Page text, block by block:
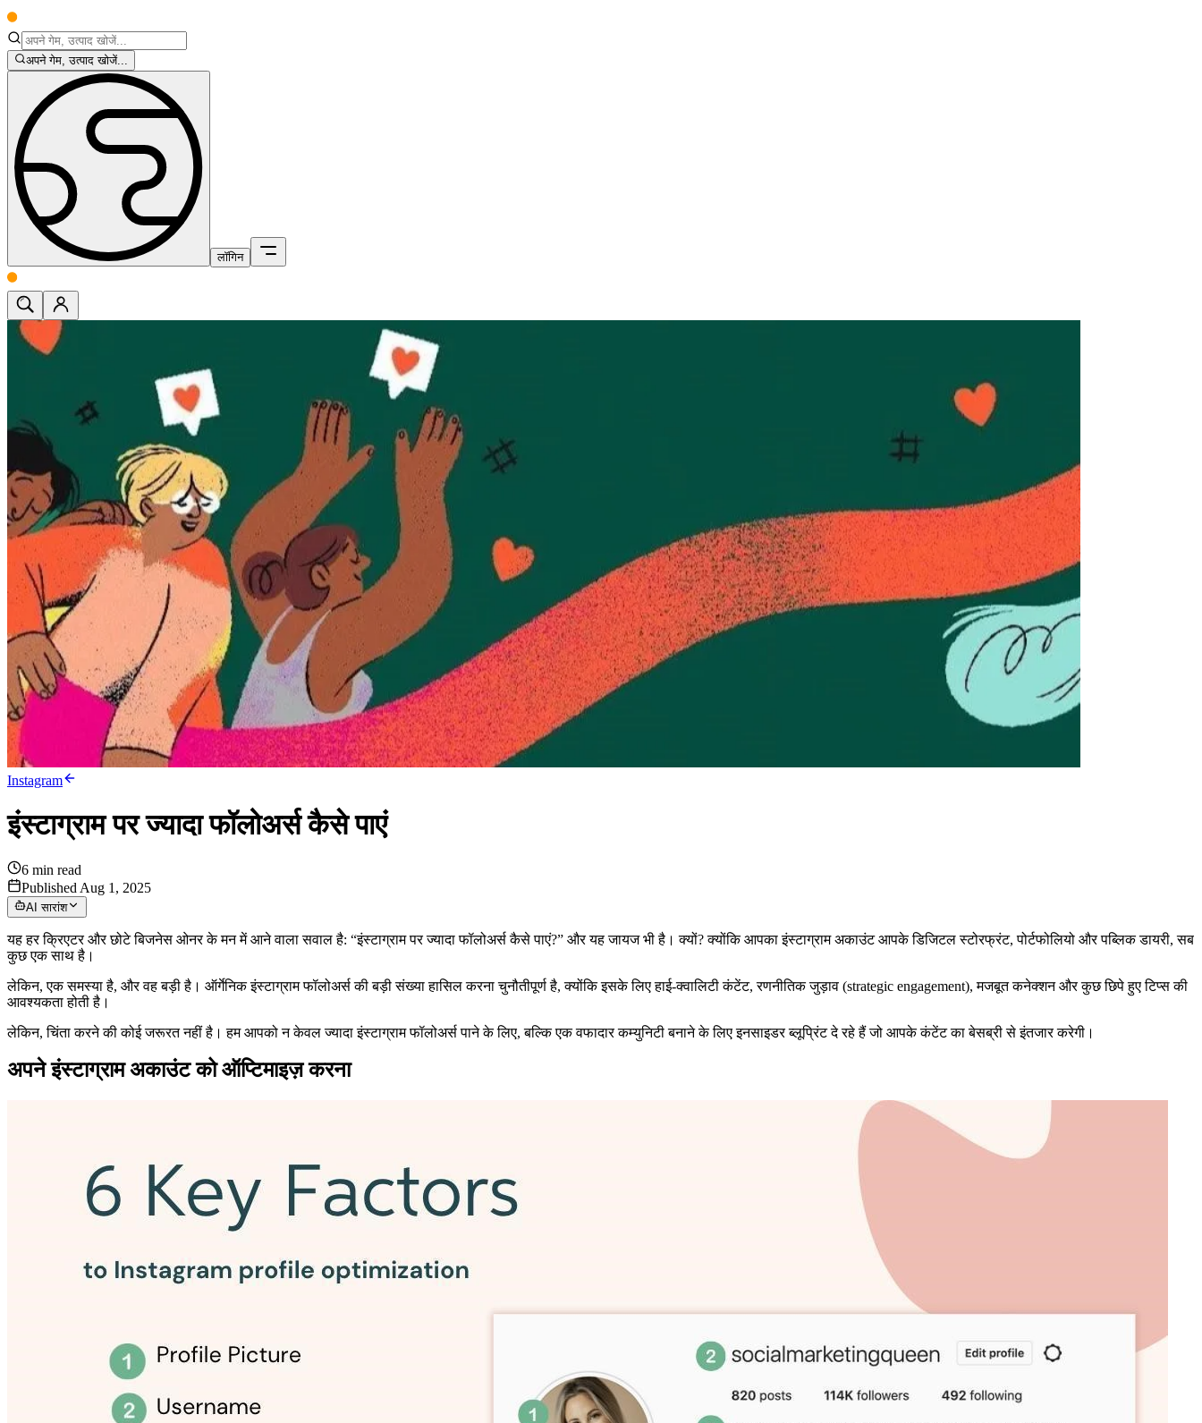
अपने गेम, उत्पाद खोजें...
लॉगिन
Instagram
इंस्टाग्राम पर ज्यादा फॉलोअर्स कैसे पाएं
6 min read
Published Aug 1, 2025
AI सारांश
यह हर क्रिएटर और छोटे बिजनेस ओनर के मन में आने वाला सवाल है: “इंस्टाग्राम पर ज्यादा फॉलोअर्स कैसे पाएं?” और यह जायज भी है। क्यों? क्योंकि आपका इंस्टाग्राम अकाउंट आपके डिजिटल स्टोरफ्रंट, पोर्टफोलियो और पब्लिक डायरी, सब
कुछ एक साथ है।
लेकिन, एक समस्या है, और वह बड़ी है। ऑर्गेनिक इंस्टाग्राम फॉलोअर्स की बड़ी संख्या हासिल करना चुनौतीपूर्ण है, क्योंकि इसके लिए हाई-क्वालिटी कंटेंट, रणनीतिक जुड़ाव (strategic engagement), मजबूत कनेक्शन और कुछ छिपे हुए टिप्स की
आवश्यकता होती है।
लेकिन, चिंता करने की कोई जरूरत नहीं है। हम आपको न केवल ज्यादा इंस्टाग्राम फॉलोअर्स पाने के लिए, बल्कि एक वफादार कम्युनिटी बनाने के लिए इनसाइडर ब्लूप्रिंट दे रहे हैं जो आपके कंटेंट का बेसब्री से इंतजार करेगी।
अपने इंस्टाग्राम अकाउंट को ऑप्टिमाइज़ करना